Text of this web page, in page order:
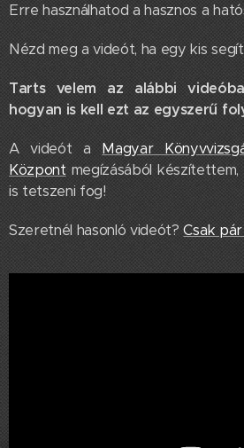
Erre használhatod a hasznos a
Nézd meg a videót, ha egy kis
Tarts velem az alábbi
hogyan is kell ezt az egyszerű
A videót a Magyar
Központmegízásából készítettem,
is tetszeni fog!
Szeretnél hasonló videót?Csak